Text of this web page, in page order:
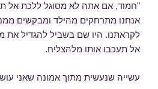
"חמוד, אם אתה לא מסוגל ללכת אל
אנחנו מתרחקים מהילד ומבקשים
לקראתנו. היו שם בשביל להגדיל את
אל תעכבו אותו מלהצליח.
עשייה שנעשית מתוך אמונה שאני